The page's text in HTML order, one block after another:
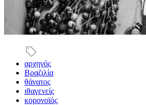
αρχηγός
Βραζιλία
θάνατος
ιθαγενείς
κορονοϊός